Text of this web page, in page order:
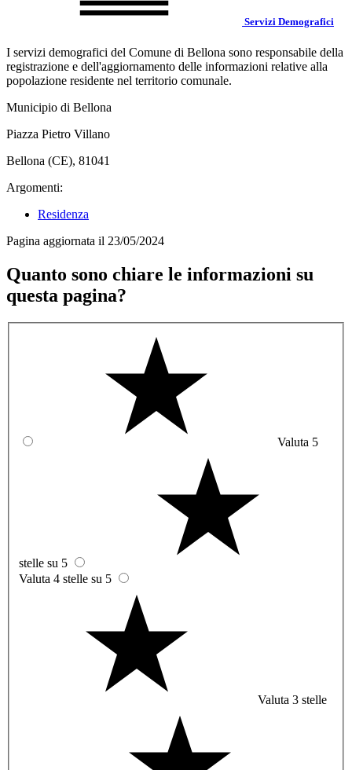
Servizi Demografici
I servizi demografici del Comune di Bellona sono responsabile della
registrazione e dell'aggiornamento delle informazioni relative alla
popolazione residente nel territorio comunale.
Municipio di Bellona
Piazza Pietro Villano
Bellona (CE), 81041
Argomenti:
Residenza
Pagina aggiornata il 23/05/2024
Quanto sono chiare le informazioni su
questa pagina?
Valuta 5
stelle su 5
Valuta 4 stelle su 5
Valuta 3 stelle